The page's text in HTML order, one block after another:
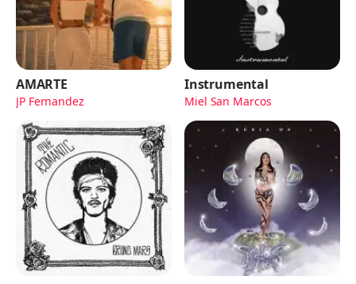
AMARTE
JP Fernandez
Instrumental
Miel San Marcos